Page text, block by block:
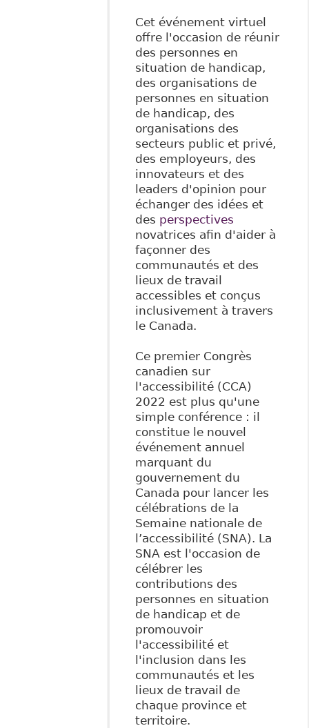
Cet événement virtuel
offre l'occasion de réunir
des personnes en
situation de handicap,
des organisations de
personnes en situation
de handicap, des
organisations des
secteurs public et privé,
des employeurs, des
innovateurs et des
leaders d'opinion pour
échanger des idées et
des perspectives
novatrices afin d'aider à
façonner des
communautés et des
lieux de travail
accessibles et conçus
inclusivement à travers
le Canada.
Ce premier Congrès
canadien sur
l'accessibilité (CCA)
2022 est plus qu'une
simple conférence : il
constitue le nouvel
événement annuel
marquant du
gouvernement du
Canada pour lancer les
célébrations de la
Semaine nationale de
l’accessibilité (SNA). La
SNA est l'occasion de
célébrer les
contributions des
personnes en situation
de handicap et de
promouvoir
l'accessibilité et
l'inclusion dans les
communautés et les
lieux de travail de
chaque province et
territoire.